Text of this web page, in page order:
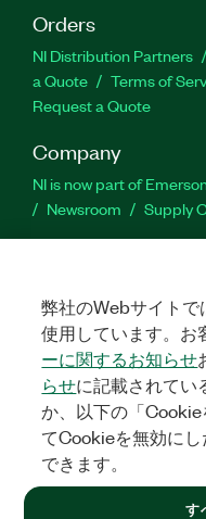
Orders
NI Distribution Partners
a Quote
Terms of
Request a Quote
Company
NI is now part of
Newsroom
Supply
Activate a Product
Feedback
©2026NATIONAL
弊社のWebサイト
使用しています。お
ーに関するお知らせ
らせに記載されてい
か、以下の「
てCookieを無効に
できます。
す